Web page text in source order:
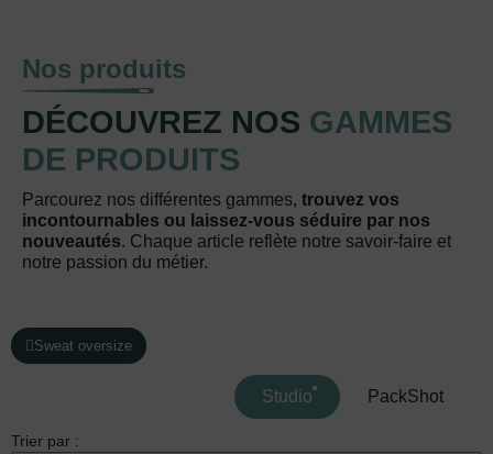
Nos produits
DÉCOUVREZ NOS GAMMES
DE PRODUITS
Parcourez nos différentes gammes, trouvez vos
incontournables ou laissez-vous séduire par nos
nouveautés. Chaque article reflète notre savoir-faire et
notre passion du métier.
Sweat oversize
Studio PackShot
Trier par :